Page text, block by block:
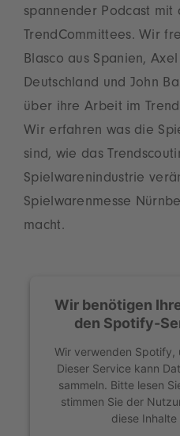
spannender Podcast
TrendCommittees. Wir
Blasco aus Spanien,
Deutschland und John
über ihre Arbeit im
Wir erfahren was die
sind, wie das
Spielwarenindustrie
Spielwarenmesse
macht.
Wir benötigen
den Spotify-
Wir verwenden Spotify,
Dieser Service kann
sammeln. Bitte lesen
stimmen Sie der
diese